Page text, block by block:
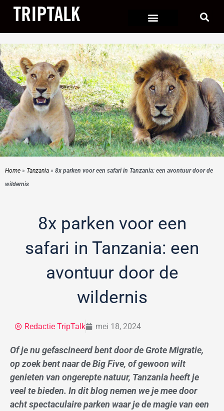
de
inhoud
Home » Tanzania » 8x parken voor een safari in Tanzania: een avontuur door de
wildernis
8x parken voor een
safari in Tanzania: een
avontuur door de
wildernis
Redactie TripTalk mei 18, 2024
Of je nu gefascineerd bent door de Grote Migratie,
op zoek bent naar de Big Five, of gewoon wilt
genieten van ongerepte natuur, Tanzania heeft je
veel te bieden. In dit blog nemen we je mee door
acht spectaculaire parken waar je de magie van een